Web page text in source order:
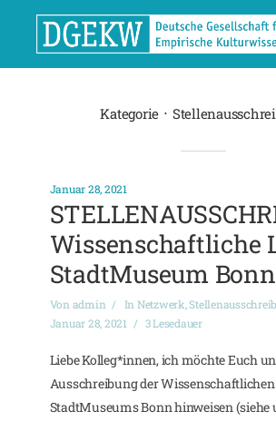
Kategorie
Januar 28, 2021
Wissenschaftliche
StadtMuseum Bonn
Von admin In Netzwerk,
Januar 28, 2021
3 Lesedauer
Liebe Kolleg*innen, ich möchte Euch
Ausschreibung der
StadtMuseums Bonn hinweisen (siehe